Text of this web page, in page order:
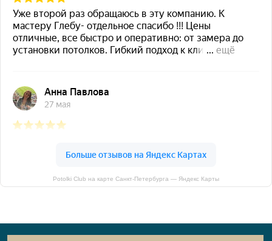
Potolki Club на карте Санкт‑Петербурга — Яндекс Карты